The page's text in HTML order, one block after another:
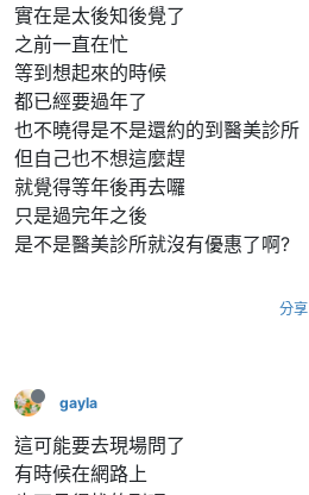
實在是太後知後覺了
之前一直在忙
等到想起來的時候
都已經要過年了
也不曉得是不是還約的到醫美診所
但自己也不想這麼趕
就覺得等年後再去囉
只是過完年之後
是不是醫美診所就沒有優惠了啊?
分享
gayla
這可能要去現場問了
有時候在網路上